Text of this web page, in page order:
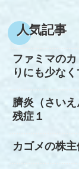
人気記事
ファミマの
りにも少な
臍炎（さい
残症１
カゴメの株主